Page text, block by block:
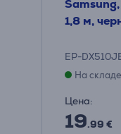
1,8 м,
EP-
На складе
Цена:
19.99 €